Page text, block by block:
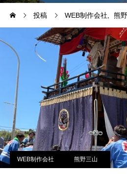
投稿 WEB制作会社 熊
WEB制作会社 熊野三山